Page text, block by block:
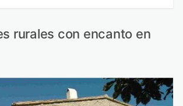
rurales con encanto en